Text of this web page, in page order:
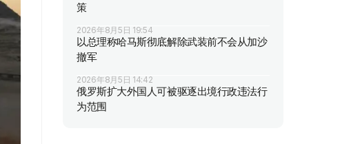
策
2026年8月5日 19:54
以总理称哈马斯彻底解除武装前不会从加沙
撤军
2026年8月5日 14:42
俄罗斯扩大外国人可被驱逐出境行政违法行
为范围